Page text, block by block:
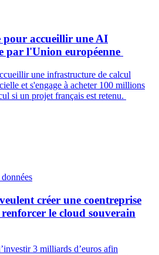
pour accueillir une AI
par l'Union européenne
une infrastructure de calcul
et s'engage à acheter 100 millions
si un projet français est retenu.
créer une coentreprise
le cloud souverain
3 milliards d’euros afin